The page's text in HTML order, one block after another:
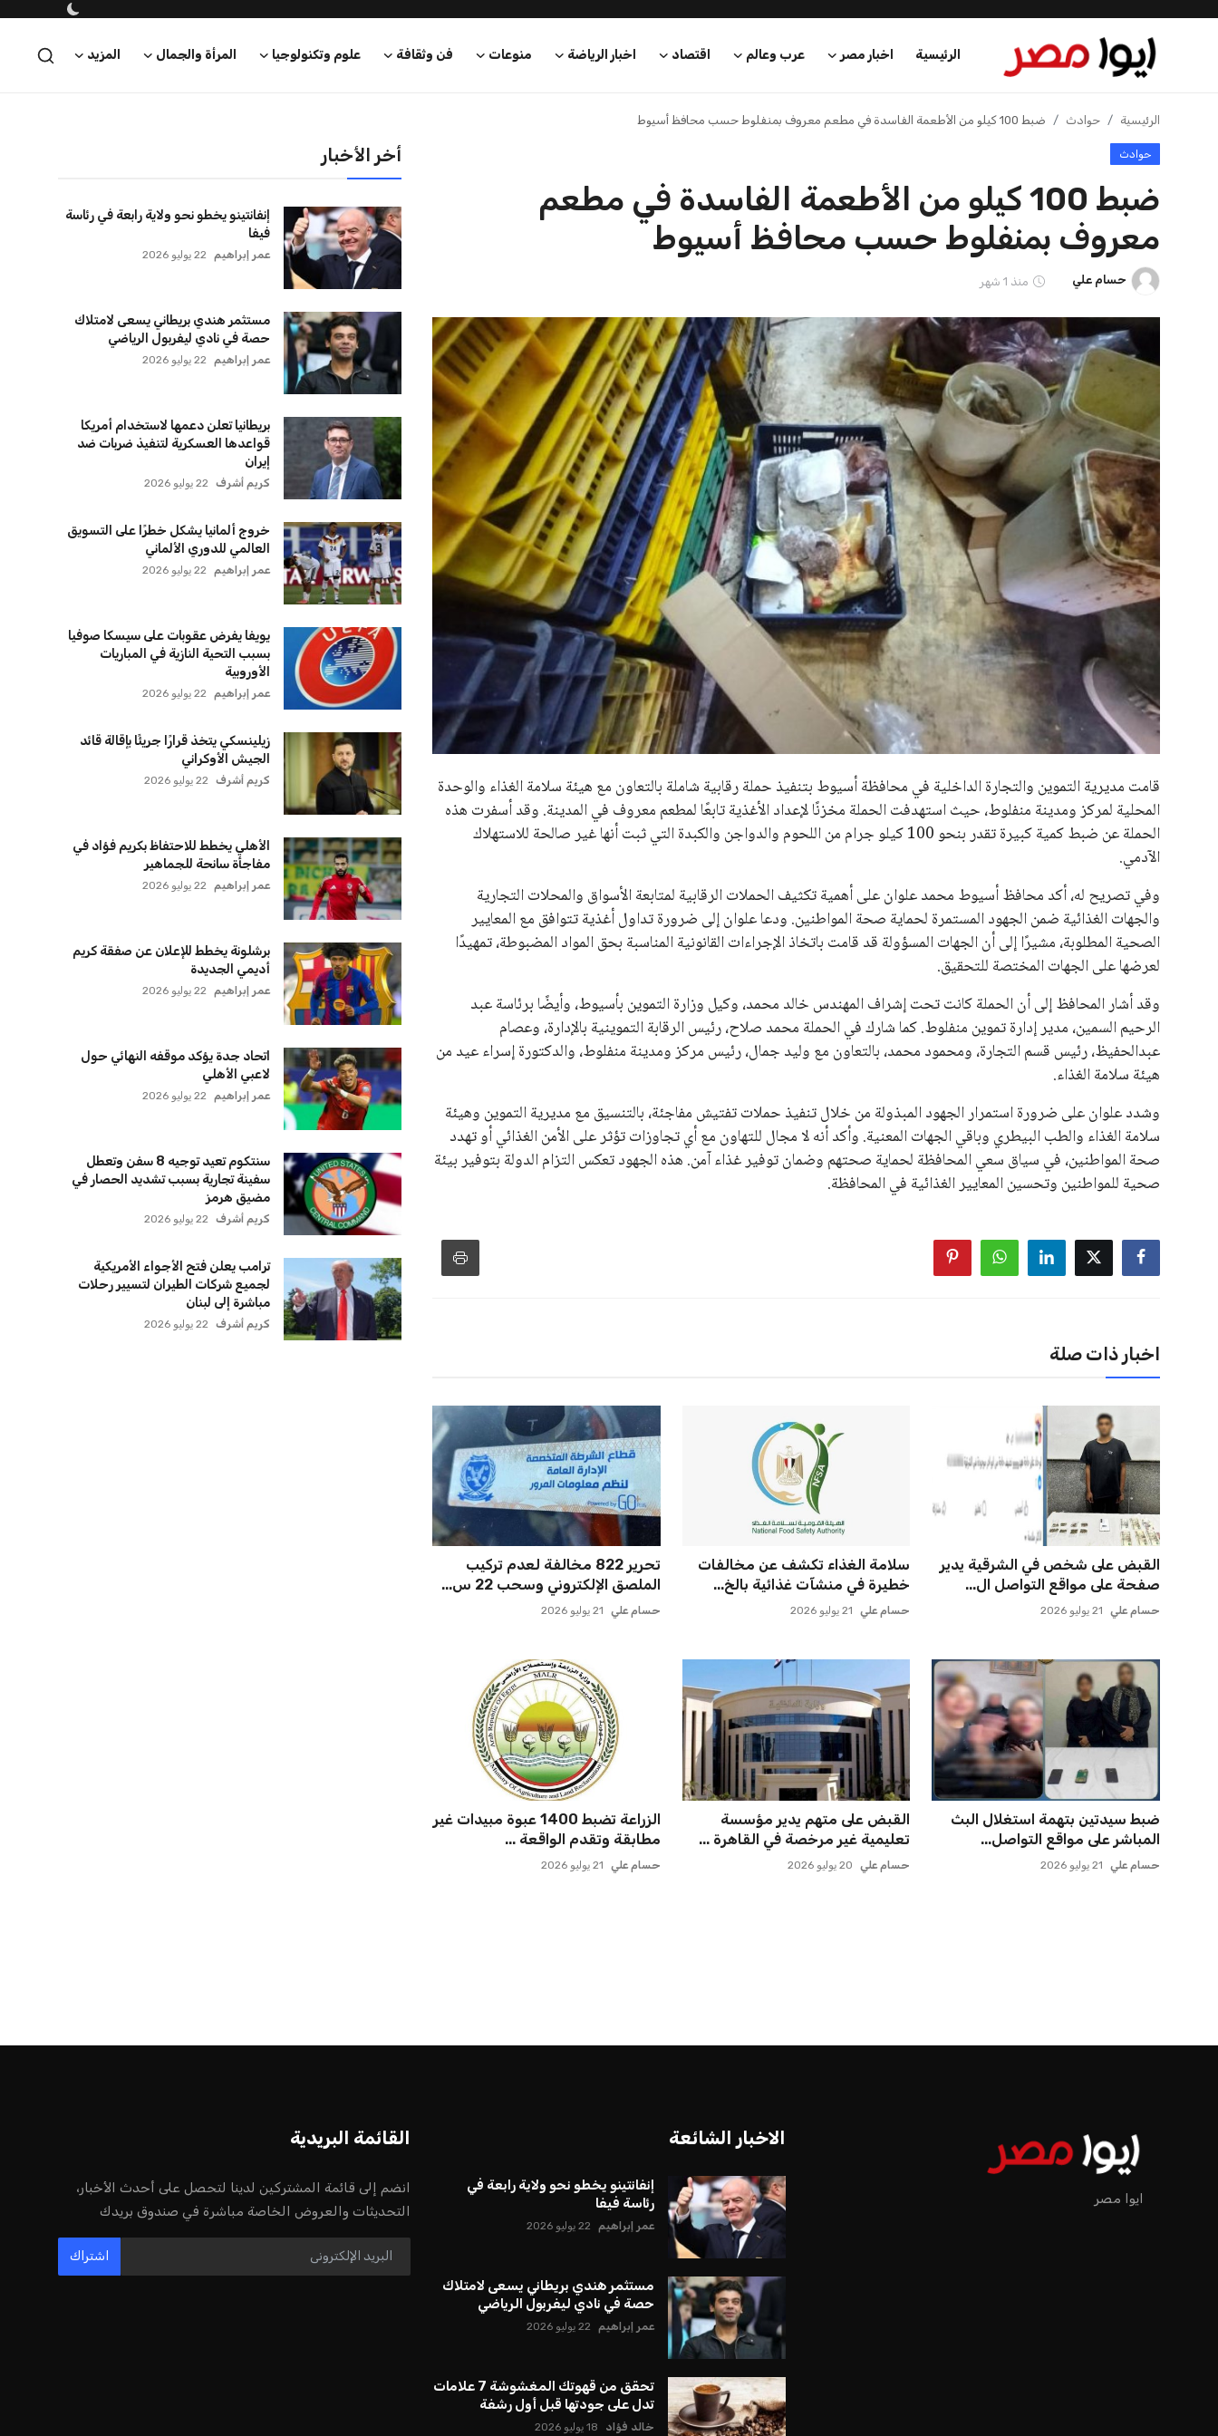
الرئيسية اخبار مصر عرب وعالم اقتصاد اخبار الرياضة منوعات فن وثقافة علوم وتكنولوجيا المرأة والجمال المزيد
الرئيسية
اخبار مصر
عرب وعالم
اخبار الرياضة
علوم وتكنولوجيا
المرأة والجمال
محافظات
الرئيسية حوادث ضبط 100 كيلو من الأطعمة الفاسدة في مطعم معروف بمنفلوط حسب محافظ أسيوط
حوادث
ضبط 100 كيلو من الأطعمة الفاسدة في مطعم
معروف بمنفلوط حسب محافظ أسيوط
حسام علي منذ 1 شهر
قامت مديرية التموين والتجارة الداخلية في محافظة أسيوط بتنفيذ حملة رقابية شاملة بالتعاون مع هيئة سلامة الغذاء والوحدة
المحلية لمركز ومدينة منفلوط، حيث استهدفت الحملة مخزنًا لإعداد الأغذية تابعًا لمطعم معروف في المدينة. وقد أسفرت هذه
الحملة عن ضبط كمية كبيرة تقدر بنحو 100 كيلو جرام من اللحوم والدواجن والكبدة التي ثبت أنها غير صالحة للاستهلاك
الآدمي.
وفي تصريح له، أكد محافظ أسيوط محمد علوان على أهمية تكثيف الحملات الرقابية لمتابعة الأسواق والمحلات التجارية
والجهات الغذائية ضمن الجهود المستمرة لحماية صحة المواطنين. ودعا علوان إلى ضرورة تداول أغذية تتوافق مع المعايير
الصحية المطلوبة، مشيرًا إلى أن الجهات المسؤولة قد قامت باتخاذ الإجراءات القانونية المناسبة بحق المواد المضبوطة، تمهيدًا
لعرضها على الجهات المختصة للتحقيق.
وقد أشار المحافظ إلى أن الحملة كانت تحت إشراف المهندس خالد محمد، وكيل وزارة التموين بأسيوط، وأيضًا برئاسة عبد
الرحيم السمين، مدير إدارة تموين منفلوط. كما شارك في الحملة محمد صلاح، رئيس الرقابة التموينية بالإدارة، وعصام
عبدالحفيظ، رئيس قسم التجارة، ومحمود محمد، بالتعاون مع وليد جمال، رئيس مركز ومدينة منفلوط، والدكتورة إسراء عيد من
هيئة سلامة الغذاء.
وشدد علوان على ضرورة استمرار الجهود المبذولة من خلال تنفيذ حملات تفتيش مفاجئة، بالتنسيق مع مديرية التموين وهيئة
سلامة الغذاء والطب البيطري وباقي الجهات المعنية. وأكد أنه لا مجال للتهاون مع أي تجاوزات تؤثر على الأمن الغذائي أو تهدد
صحة المواطنين، في سياق سعي المحافظة لحماية صحتهم وضمان توفير غذاء آمن. هذه الجهود تعكس التزام الدولة بتوفير بيئة
صحية للمواطنين وتحسين المعايير الغذائية في المحافظة.
اخبار ذات صلة
القبض على شخص في الشرقية يدير
صفحة على مواقع التواصل ال...
حسام علي 21 يوليو 2026
سلامة الغذاء تكشف عن مخالفات
خطيرة في منشآت غذائية بالخ...
حسام علي 21 يوليو 2026
تحرير 822 مخالفة لعدم تركيب
الملصق الإلكتروني وسحب 22 س...
حسام علي 21 يوليو 2026
ضبط سيدتين بتهمة استغلال البث
المباشر على مواقع التواصل...
حسام علي 21 يوليو 2026
القبض على متهم يدير مؤسسة
تعليمية غير مرخصة في القاهرة ...
حسام علي 20 يوليو 2026
الزراعة تضبط 1400 عبوة مبيدات غير
مطابقة وتقدم الواقعة ...
حسام علي 21 يوليو 2026
أخر الأخبار
إنفانتينو يخطو نحو ولاية رابعة في رئاسة
فيفا
عمر إبراهيم 22 يوليو 2026
مستثمر هندي بريطاني يسعى لامتلاك
حصة في نادي ليفربول الرياضي
عمر إبراهيم 22 يوليو 2026
بريطانيا تعلن دعمها لاستخدام أمريكا
قواعدها العسكرية لتنفيذ ضربات ضد
إيران
كريم أشرف 22 يوليو 2026
خروج ألمانيا يشكل خطرًا على التسويق
العالمي للدوري الألماني
عمر إبراهيم 22 يوليو 2026
يويفا يفرض عقوبات على سيسكا صوفيا
بسبب التحية النازية في المباريات
الأوروبية
عمر إبراهيم 22 يوليو 2026
زيلينسكي يتخذ قرارًا جريئًا بإقالة قائد
الجيش الأوكراني
كريم أشرف 22 يوليو 2026
الأهلي يخطط للاحتفاظ بكريم فؤاد في
مفاجأة سانحة للجماهير
عمر إبراهيم 22 يوليو 2026
برشلونة يخطط للإعلان عن صفقة كريم
أديمي الجديدة
عمر إبراهيم 22 يوليو 2026
اتحاد جدة يؤكد موقفه النهائي حول
لاعبي الأهلي
عمر إبراهيم 22 يوليو 2026
سنتكوم تعيد توجيه 8 سفن وتعطل
سفينة تجارية بسبب تشديد الحصار في
مضيق هرمز
كريم أشرف 22 يوليو 2026
ترامب يعلن فتح الأجواء الأمريكية
لجميع شركات الطيران لتسيير رحلات
مباشرة إلى لبنان
كريم أشرف 22 يوليو 2026
إنفانتينو يخطو نحو ولاية رابعة في رئاسة فيفا
عمر إبراهيم
عمر إبراهيم 22 يوليو 2026
مستثمر هندي بريطاني يسعى لامتلاك
حصة في نادي ليفربول الرياضي